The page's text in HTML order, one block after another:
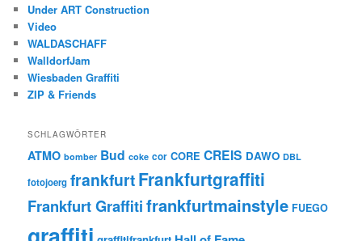
Under ART Construction
Video
WALDASCHAFF
WalldorfJam
Wiesbaden Graffiti
ZIP & Friends
SCHLAGWÖRTER
ATMO bomber Bud coke cor CORE CREIS DAWO DBL
fotojoerg frankfurtFrankfurtgraffiti
Frankfurt Graffitifrankfurtmainstyle FUEGO